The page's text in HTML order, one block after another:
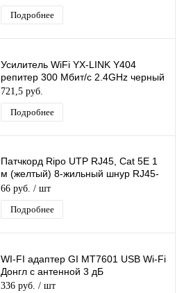
Подробнее
Усилитель WiFi YX-LINK Y404
репитер 300 Мбит/с 2.4GHz черный
721,5 руб.
Подробнее
Патчкорд Ripo UTP RJ45, Cat 5E 1
м (желтый) 8-жильный шнур RJ45-
RJ45 д/соединения сетевых
устройств
66 руб. / шт
Подробнее
WI-FI адаптер GI MT7601 USB Wi-Fi
Донгл с антенной 3 дБ
336 руб. / шт